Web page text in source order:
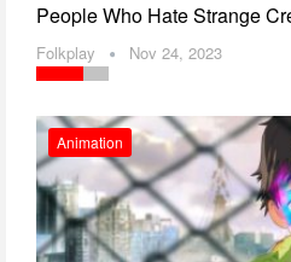
People Who Hate Strange
Folkplay Nov 24, 2023
Animation